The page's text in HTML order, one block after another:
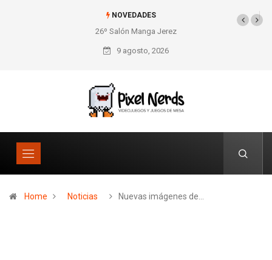
NOVEDADES
26º Salón Manga Jerez SNES Pixel Book para
los amantes de lo retro
9 agosto, 2026
Home Noticias Nuevas imágenes de…